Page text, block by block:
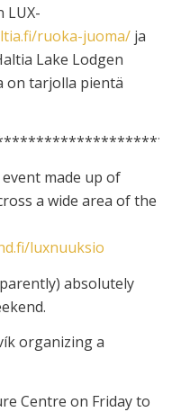
LUX-
ruoka-juoma/ja
Lake Lodgen
on tarjolla pientä
made up of
a wide area of the
luxnuuksio
absolutely
organizing a
Centre on Friday to